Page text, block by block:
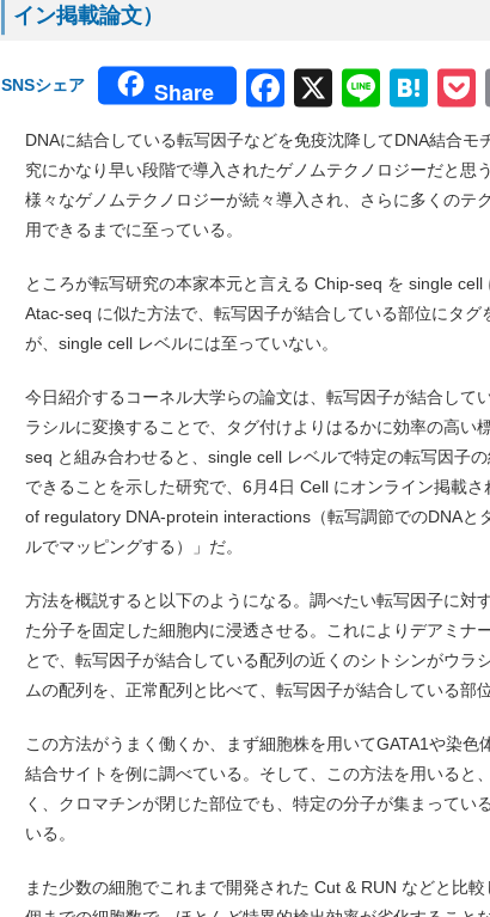
イン掲載論文）
SNSシェア Share Facebook
X Line
DNAに結合している転写因子などを免疫沈降してDNA結合
究にかなり早い段階で導入されたゲノムテクノロジーだと思
様々なゲノムテクノロジーが続々導入され、さらに多くのテ
用できるまでに至っている。
ところが転写研究の本家本元と言える Chip-seq を single cell
Atac-seq に似た方法で、転写因子が結合している部位にタグ
が、single cell レベルには至っていない。
今日紹介するコーネル大学らの論文は、転写因子が結合して
ラシルに変換することで、タグ付けよりはるかに効率の高い
seq と組み合わせると、single cell レベルで特定の転写因子
できることを示した研究で、6月4日 Cell にオンライン掲載
of regulatory DNA-protein interactions（転写調節でのDNAと
ルでマッピングする）」だ。
方法を概説すると以下のようになる。調べたい転写因子に対
た分子を固定した細胞内に浸透させる。これによりデアミナ
とで、転写因子が結合している配列の近くのシトシンがウラ
ムの配列を、正常配列と比べて、転写因子が結合している部
この方法がうまく働くか、まず細胞株を用いてGATA1や染
結合サイトを例に調べている。そして、この方法を用いると
く、クロマチンが閉じた部位でも、特定の分子が集まってい
いる。
また少数の細胞でこれまで開発された Cut & RUN などと比